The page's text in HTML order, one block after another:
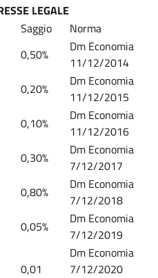
LEGALE
Saggio
Norma
0,50%
Dm Economia
11/12/2014
0,20%
Dm Economia
11/12/2015
0,10%
Dm Economia
11/12/2016
0,30%
Dm Economia
7/12/2017
0,80%
Dm Economia
7/12/2018
0,05%
Dm Economia
7/12/2019
0,01
Dm Economia
7/12/2020